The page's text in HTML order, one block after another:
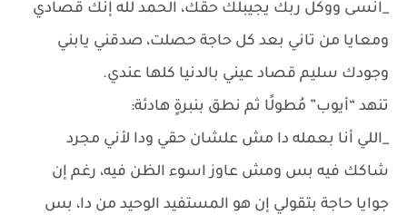
_انسى ووكل ربك يجيبلك حقك، الحمد لله إنك قصادي
ومعايا من تاني بعد كل حاجة حصلت، صدقني يابني
وجودك سليم قصاد عيني بالدنيا كلها عندي.
تنهد “أيوب” مُطولًا ثم نطق بنبرةٍ هادئة:
_اللي أنا بعمله دا مش علشان حقي ودا لأني مجرد
شاكك فيه بس ومش عاوز اسوء الظن فيه، رغم إن
جوايا حاجة بتقولي إن هو المستفيد الوحيد من دا، بس